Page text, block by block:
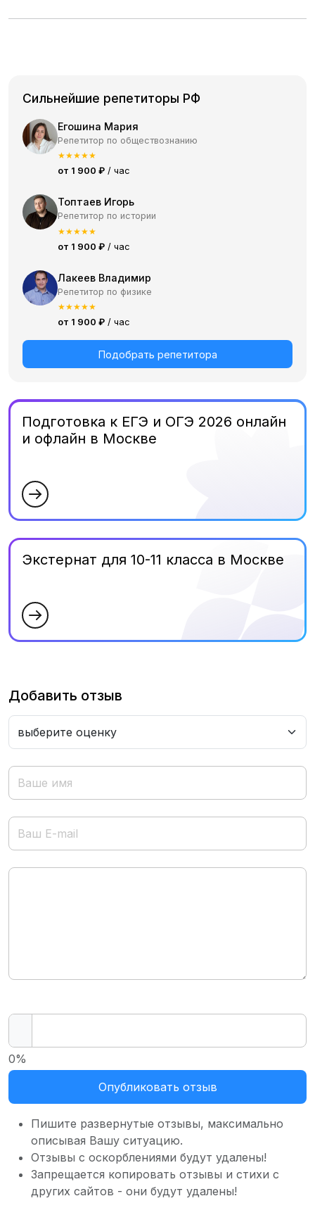
Сильнейшие репетиторы РФ
Егошина Мария
Репетитор по обществознанию
★★★★★
от 1 900 ₽ / час
Топтаев Игорь
Репетитор по истории
★★★★★
от 1 900 ₽ / час
Лакеев Владимир
Репетитор по физике
★★★★★
от 1 900 ₽ / час
Подобрать репетитора
Подготовка к ЕГЭ и ОГЭ 2026 онлайн
и офлайн в Москве
Экстернат для 10-11 класса в Москве
Добавить отзыв
Опубликовать отзыв
0%
Пишите развернутые отзывы, максимально
описывая Вашу ситуацию.
Отзывы с оскорблениями будут удалены!
Запрещается копировать отзывы и стихи с
других сайтов - они будут удалены!